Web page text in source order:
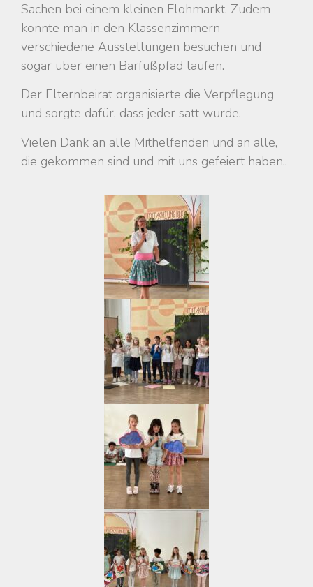
Sachen bei einem kleinen Flohmarkt. Zudem
konnte man in den Klassenzimmern
verschiedene Ausstellungen besuchen und
sogar über einen Barfußpfad laufen.
Der Elternbeirat organisierte die Verpflegung
und sorgte dafür, dass jeder satt wurde.
Vielen Dank an alle Mithelfenden und an alle,
die gekommen sind und mit uns gefeiert haben..